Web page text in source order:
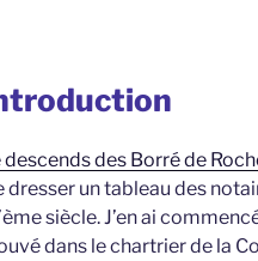
descends des Borré de
dresser un tableau des
siècle. J’en ai
dans le chartrier de la